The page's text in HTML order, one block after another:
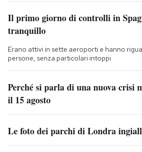
Il primo giorno di controlli in
tranquillo
Erano attivi in sette aeroporti e hanno
persone, senza particolari intoppi
Perché si parla di una nuova crisi
il 15 agosto
Le foto dei parchi di Londra